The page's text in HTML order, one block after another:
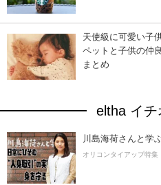
天使級に可愛い子
ペットと子供の仲
まとめ
eltha イチ
川島海荷さんと学
オリコンタイアップ特集